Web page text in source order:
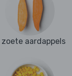
zoete aardappels